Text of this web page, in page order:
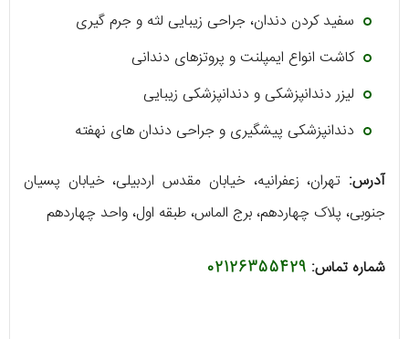
سفید کردن دندان، جراحی زیبایی لثه و جرم‌ گیری
کاشت انواع ایمپلنت و پروتزهای دندانی
لیزر دندانپزشکی و دندانپزشکی زیبایی
دندانپزشکی پیشگیری و جراحی دندان‌ های نهفته
آدرس: تهران، زعفرانیه، خیابان مقدس اردبیلی، خیابان پسیان
جنوبی، پلاک چهاردهم، برج الماس، طبقه اول، واحد چهاردهم
شماره تماس: 02126355429